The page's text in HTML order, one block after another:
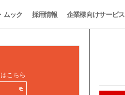
ムック 採用情報 企業様向けサービス
こちら